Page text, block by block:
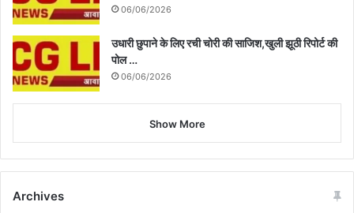
06/06/2026
उधारी छुपाने के लिए रची चोरी की साजिश,खुली झूठी रिपोर्ट की
पोल …
06/06/2026
Show More
Archives